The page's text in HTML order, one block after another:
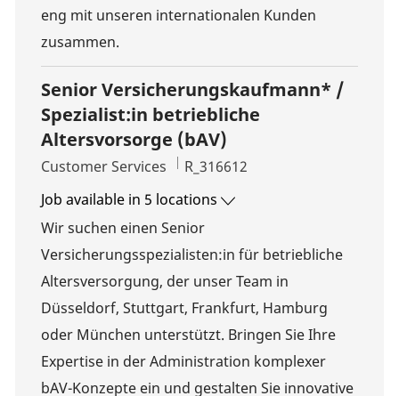
eng mit unseren internationalen Kunden
zusammen.
Senior Versicherungskaufmann* /
Spezialist:in betriebliche
Altersvorsorge (bAV)
Category
Customer Services Job Id
R_316612
Job available in 5 locations
Wir suchen einen Senior
Versicherungsspezialisten:in für betriebliche
Altersversorgung, der unser Team in
Düsseldorf, Stuttgart, Frankfurt, Hamburg
oder München unterstützt. Bringen Sie Ihre
Expertise in der Administration komplexer
bAV-Konzepte ein und gestalten Sie innovative